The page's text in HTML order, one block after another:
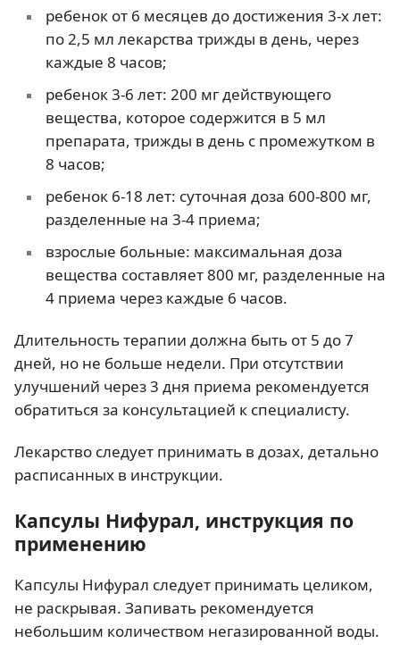
ребенок от 6 месяцев до достижения 3-х лет:
по 2,5 мл лекарства трижды в день, через
каждые 8 часов;
ребенок 3-6 лет: 200 мг действующего
вещества, которое содержится в 5 мл
препарата, трижды в день с промежутком в
8 часов;
ребенок 6-18 лет: суточная доза 600-800 мг,
разделенные на 3-4 приема;
взрослые больные: максимальная доза
вещества составляет 800 мг, разделенные на
4 приема через каждые 6 часов.
Длительность терапии должна быть от 5 до 7
дней, но не больше недели. При отсутствии
улучшений через 3 дня приема рекомендуется
обратиться за консультацией к специалисту.
Лекарство следует принимать в дозах, детально
расписанных в инструкции.
Капсулы Нифурал, инструкция по
применению
Капсулы Нифурал следует принимать целиком,
не раскрывая. Запивать рекомендуется
небольшим количеством негазированной воды.